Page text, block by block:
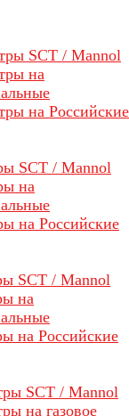
SCT / Mannol
на
на Российские
SCT / Mannol
на
на Российские
SCT / Mannol
на
на Российские
SCT / Mannol
на газовое